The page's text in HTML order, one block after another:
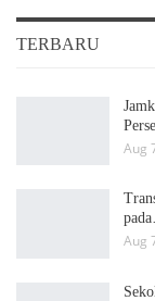
TERBARU
Aug
Aug